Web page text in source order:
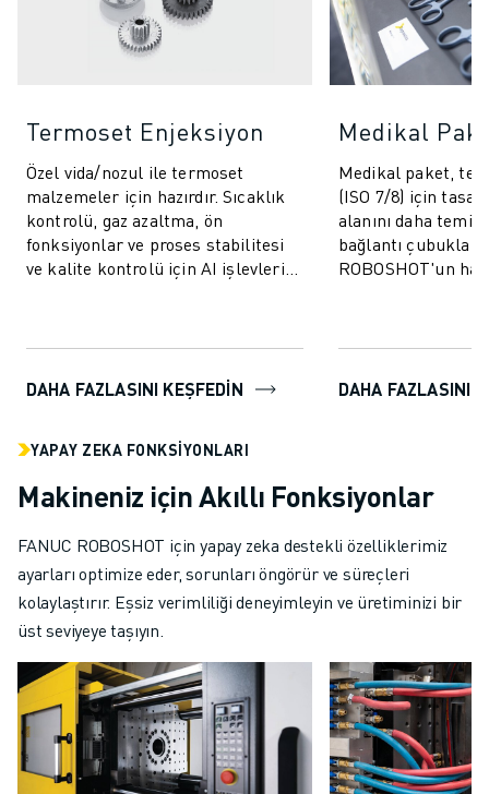
Termoset Enjeksiyon
Özel vida/nozul ile termoset
malzemeler için hazırdır. Sıcaklık
kontrolü, gaz azaltma, ön
fonksiyonlar ve proses stabilitesi
ve kalite kontrolü için AI işlevleri
DAHA FAZLASINI KEŞFEDIN
Medikal
Medikal paket,
(ISO 7/8) için
alanını daha temiz
bağlantı çubukları
ROBOSHOT'un
DAHA FAZLASINI
YAPAY ZEKA FONKSIYONLARI
Makineniz için Akıllı Fonksiyonlar
FANUC ROBOSHOT için yapay zeka destekli özelliklerimiz
ayarları optimize eder, sorunları öngörür ve süreçleri
kolaylaştırır. Eşsiz verimliliği deneyimleyin ve üretiminizi bir
üst seviyeye taşıyın.